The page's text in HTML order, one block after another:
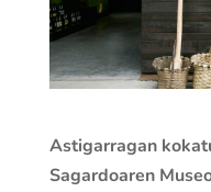
Astigarragan
Sagardoaren